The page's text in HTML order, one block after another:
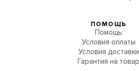
ПОМОЩЬ
Помощь
Условия оплаты
Условия доставки
Гарантия на товар